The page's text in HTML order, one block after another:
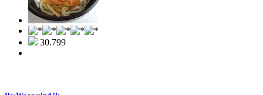
30.799